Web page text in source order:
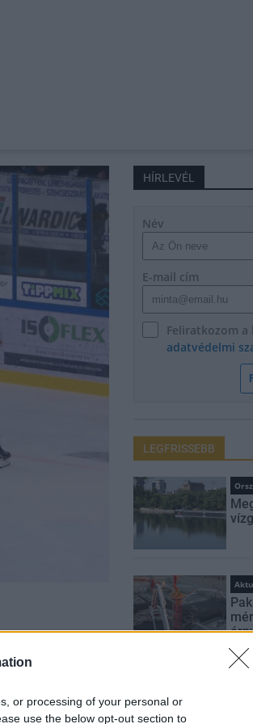
or processing of your personal or
use the below opt-out section to
HÍRLEVÉL
Név
E-mail cím
Feliratkozom
adatvédelmi
LEGFRISSEBB